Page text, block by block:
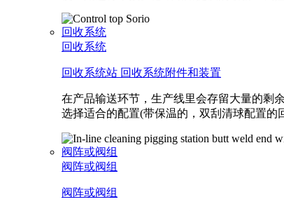
回收系统
回收系统
回收系统站 回收系统附件和装置
在产品输送环节，生产线里会存留大量的剩
选择适合的配置(带保温的，双刮清球配置
阀阵或阀组
阀阵或阀组
阀阵或阀组